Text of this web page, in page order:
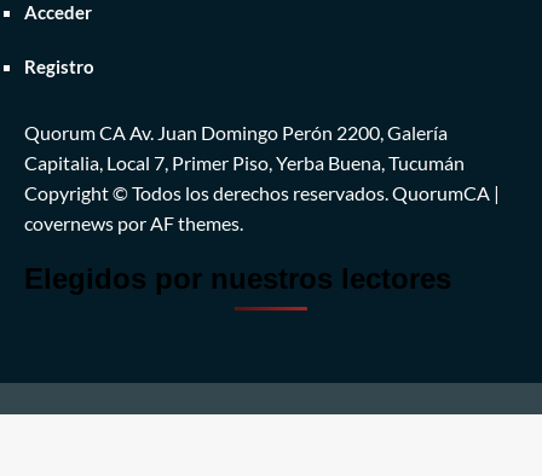
Acceder
Registro
Quorum CA Av. Juan Domingo Perón 2200, Galería
Capitalia, Local 7, Primer Piso, Yerba Buena, Tucumán
Copyright © Todos los derechos reservados. QuorumCA |
covernews por AF themes.
Elegidos por nuestros lectores